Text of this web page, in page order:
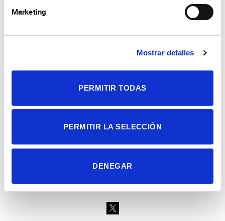
Marketing
Mostrar detalles
PERMITIR TODAS
PERMITIR LA SELECCIÓN
DENEGAR
Universidad Miguel Hernández
Alicante | España
Fax + 34 965 91 95 61